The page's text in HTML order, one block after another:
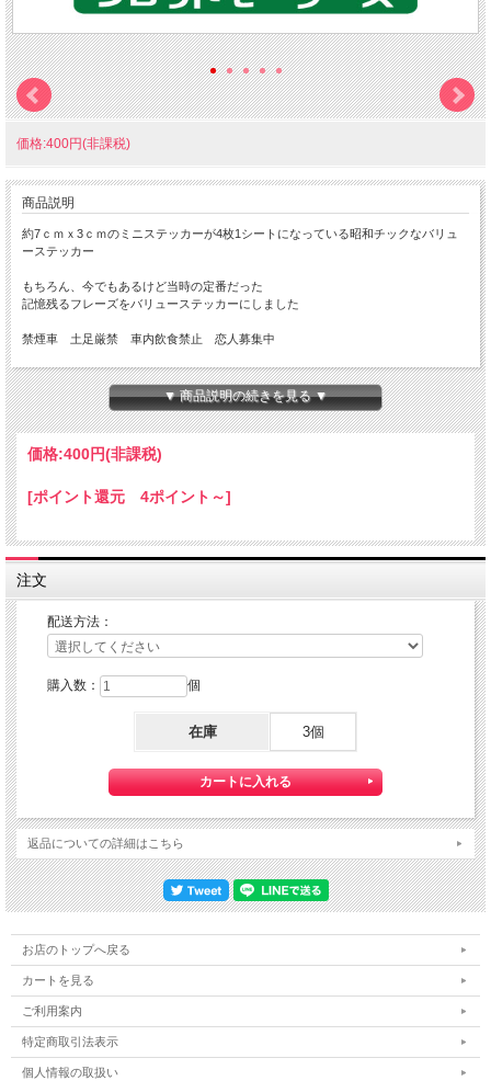
価格:400円(非課税)
商品説明
約7ｃｍｘ3ｃｍのミニステッカーが4枚1シートになっている昭和チックなバリュ
ーステッカー
もちろん、今でもあるけど当時の定番だった
記憶残るフレーズをバリューステッカーにしました
禁煙車 土足厳禁 車内飲食禁止 恋人募集中
サイズ：7ｘ3ｃｍ(4枚)
Made in JAPAN
耐水・耐光加工済みですが、ご使用する環境、 気象状況により耐久性が異なりま
すこと、ご理解・ご了承下さい。
付には、向いておりません。
★コチラの商品は『定形郵便』・『定形外郵便』・『ゆうパケット』 配送可能な
商品になります。
ご利用の際の配送費は、全国一律となります。
定形郵便、定形外郵便、ゆうパケットでの配送をご希望されるお客様は下記の説明
を必読の上
定形郵便：『利用する』
ゆうパケット：『利用する』をご選択下さい。
『定形郵便』・『定形外郵便』・『ゆうパケット』は通常の宅配便と異なり
▼ 商品説明の続きを見る ▼
価格:400円(非課税)
[ポイント還元 4ポイント～]
注文
配送方法：
購入数： 個
在庫 3個
返品についての詳細はこちら
お店のトップへ戻る
カートを見る
ご利用案内
特定商取引法表示
個人情報の取扱い